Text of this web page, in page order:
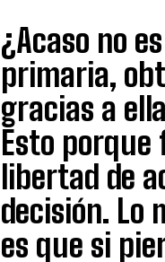
¿Acaso no
primaria,
gracias a
Esto
libertad de
decisión. Lo
es que si